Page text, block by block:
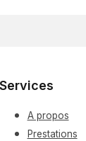
Services
A propos
Prestations